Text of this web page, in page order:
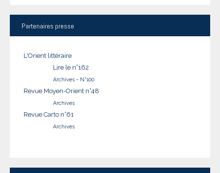
Partenaires presse
L'Orient littéraire
Lire le n°162
Archives - N°100
Revue Moyen-Orient n°48
Archives
Revue Carto n°61
Archives